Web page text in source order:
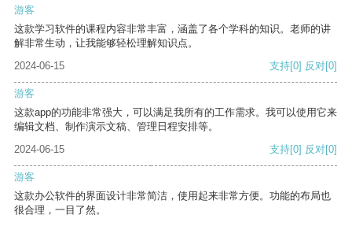
游客
这款学习软件的课程内容非常丰富，涵盖了各个学科的知识。老师的讲
解非常生动，让我能够轻松理解知识点。
2024-06-15
支持[0] 反对[0]
游客
这款app的功能非常强大，可以满足我所有的工作需求。我可以使用它来
编辑文档、制作演示文稿、管理日程安排等。
2024-06-15
支持[0] 反对[0]
游客
这款办公软件的界面设计非常简洁，使用起来非常方便。功能的布局也
很合理，一目了然。